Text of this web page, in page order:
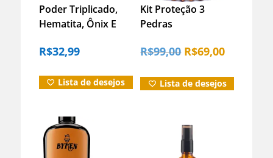
Poder Triplicado,
Hematita, Ônix E
R$32,99
Lista de desejos
Kit Proteção 3
Pedras
R$99,00 O
original
R$99,00.
R$69,00O
atual
Lista de desejos